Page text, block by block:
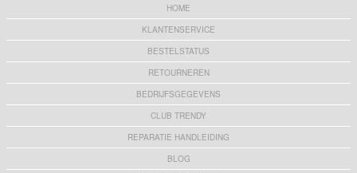
HOME
KLANTENSERVICE
BESTELSTATUS
RETOURNEREN
BEDRIJFSGEGEVENS
CLUB TRENDY
REPARATIE HANDLEIDING
BLOG